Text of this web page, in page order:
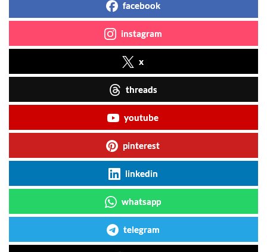
facebook
instagram
x
threads
youtube
pinterest
linkedin
whatsapp
telegram